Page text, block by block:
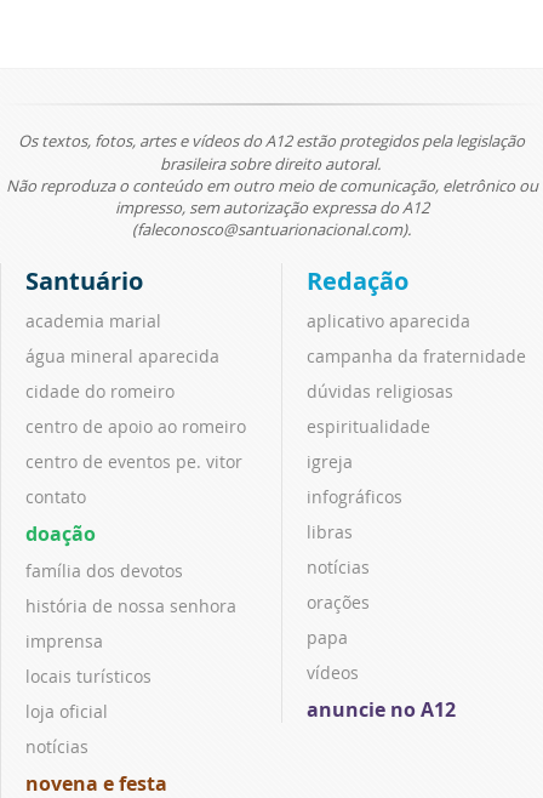
Os textos, fotos, artes e vídeos do A12 estão protegidos pela legislação
brasileira sobre direito autoral.
Não reproduza o conteúdo em outro meio de comunicação, eletrônico ou
impresso, sem autorização expressa do A12
(faleconosco@santuarionacional.com).
Santuário
academia marial
água mineral aparecida
cidade do romeiro
centro de apoio ao romeiro
centro de eventos pe. vitor
contato
doação
família dos devotos
história de nossa senhora
imprensa
locais turísticos
loja oficial
notícias
novena e festa
Redação
aplicativo aparecida
campanha da fraternidade
dúvidas religiosas
espiritualidade
igreja
infográficos
libras
notícias
orações
papa
vídeos
anuncie no A12